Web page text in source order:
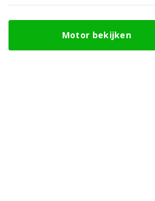
Motor bekijken